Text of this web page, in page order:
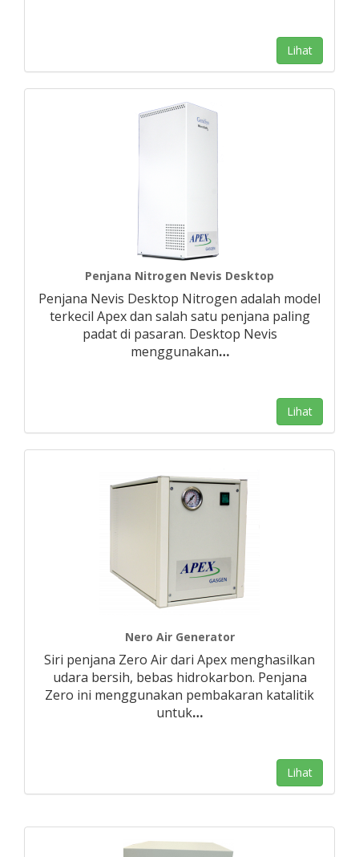
Lihat
Penjana Nitrogen Nevis Desktop
Penjana Nevis Desktop Nitrogen adalah model
terkecil Apex dan salah satu penjana paling
padat di pasaran. Desktop Nevis
menggunakan…
Lihat
Nero Air Generator
Siri penjana Zero Air dari Apex menghasilkan
udara bersih, bebas hidrokarbon. Penjana
Zero ini menggunakan pembakaran katalitik
untuk…
Lihat